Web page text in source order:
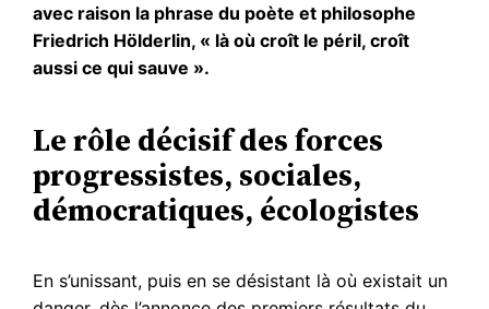
avec raison la phrase du poète et philosophe
Friedrich Hölderlin, « là où croît le péril, croît
aussi ce qui sauve ».
Le rôle décisif des forces
progressistes, sociales,
démocratiques, écologistes
En s’unissant, puis en se désistant là où existait un